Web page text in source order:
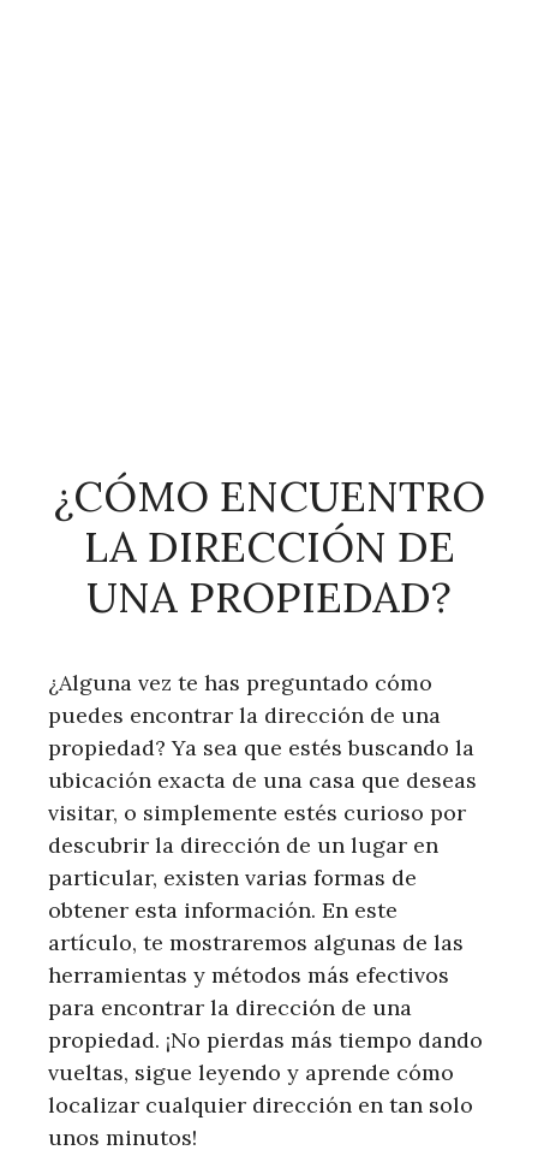
¿CÓMO ENCUENTRO
LA DIRECCIÓN DE
UNA PROPIEDAD?
¿Alguna vez te has preguntado cómo
puedes encontrar la dirección de una
propiedad? Ya sea que estés buscando la
ubicación exacta de una casa que deseas
visitar, o simplemente estés curioso por
descubrir la dirección de un lugar en
particular, existen varias formas de
obtener esta información. En este
artículo, te mostraremos algunas de las
herramientas y métodos más efectivos
para encontrar la dirección de una
propiedad. ¡No pierdas más tiempo dando
vueltas, sigue leyendo y aprende cómo
localizar cualquier dirección en tan solo
unos minutos!